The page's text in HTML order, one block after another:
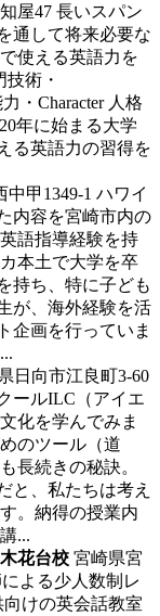
屋47 長いスパン
通して将来必要な
使える英語力を
技術・
・Character 人格
年に始まる大学
る英語力の習得を
甲1349-1 ハワイ
内容を宮崎市内の
語指導経験を持
本土で大学を卒
持ち、特に子ども
が、海外経験を活
企画を行っていま
日向市江良町3-60
ールILC（アイエ
化を学んでみま
のツール（道
長続きの秘訣。
と、私たちは考え
。納得の授業内
...
花台校 宮崎県宮
よる少人数制レ
けの英会話教室